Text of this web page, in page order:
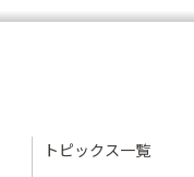
トピックス一覧